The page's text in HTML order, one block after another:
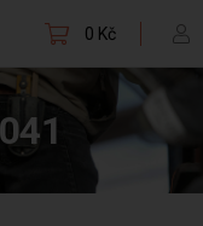
0 Kč